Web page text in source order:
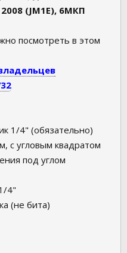
(JM1E), 6МКП
посмотреть в этом
1/4" (обязательно)
с угловым квадратом
под углом
4"
(не бита)